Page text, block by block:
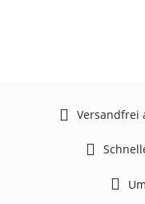
Versandfrei